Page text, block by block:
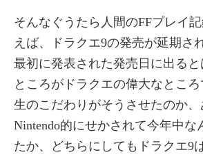
そんなぐうたら人間のFFプレイ
えば、ドラクエ9の発売が延期さ
最初に発表された発売日に出る
ところがドラクエの偉大なとこ
生のこだわりがそうさせたのか、
Nintendo的にせかされて今年中な
たか、どちらにしてもドラクエ9